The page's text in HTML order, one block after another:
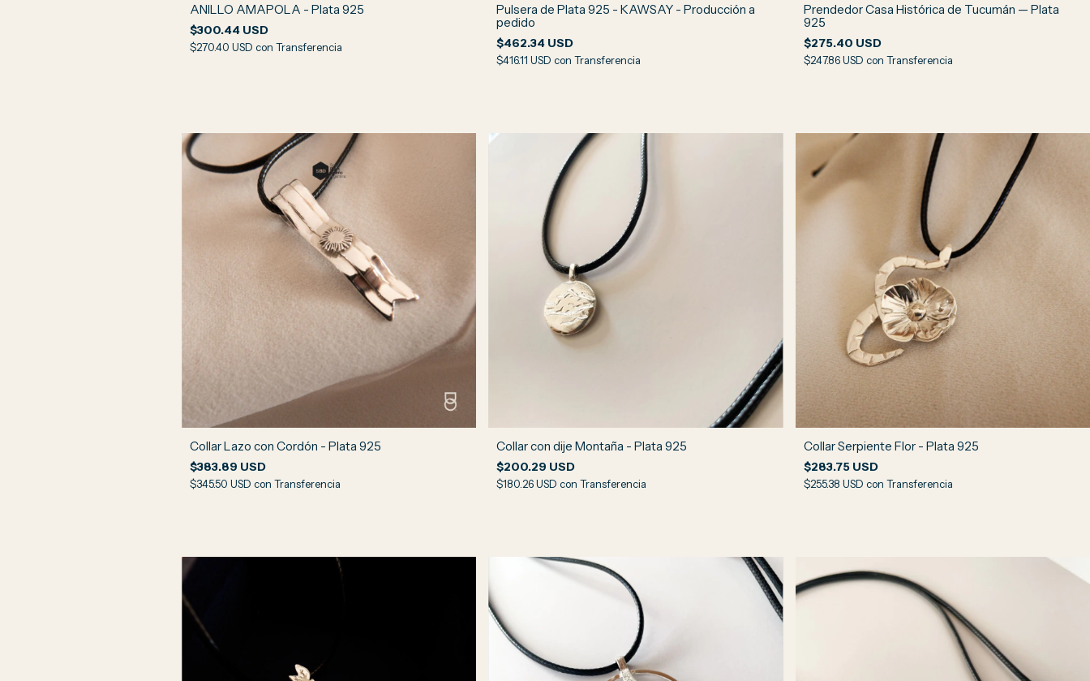
ANILLO AMAPOLA - Plata 925
$300.44 USD
$270.40 USD con Transferencia
Pulsera de Plata 925 - KAWSAY - Producción a
pedido
$462.34 USD
$416.11 USDcon Transferencia
Prendedor Casa Histórica de Tucumán — Plata
925
$275.40 USD
$247.86 USD con Transferencia
Collar Lazo con Cordón - Plata 925
$383.89 USD
$345.50 USD con Transferencia
Collar con dije Montaña - Plata 925
$200.29 USD
$180.26 USDcon Transferencia
Collar Serpiente Flor - Plata 925
$283.75 USD
$255.38 USD con Transferencia